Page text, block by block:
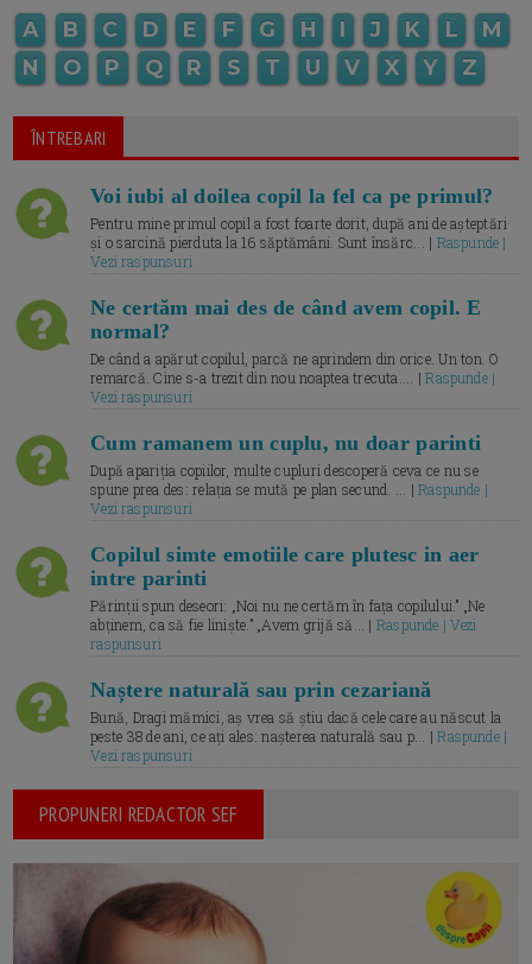
A B C D E F G H I J K L
M
N
O P Q R S T U V X Y Z
ÎNTREBARI
Voi iubi al doilea copil la fel ca pe primul?
Pentru mine primul copil a fost foarte dorit, după ani de așteptări
și o sarcină pierduta la 16 săptămâni. Sunt însărc... | Raspunde |
Vezi raspunsuri
Ne certăm mai des de când avem copil. E
normal?
De când a apărut copilul, parcă ne aprindem din orice. Un ton. O
remarcă. Cine s-a trezit din nou noaptea trecuta.... |Raspunde |
Vezi raspunsuri
Cum ramanem un cuplu, nu doar parinti
După apariția copiilor, multe cupluri descoperă ceva ce nu se
spune prea des: relația se mută pe plan secund. ... |Raspunde |
Vezi raspunsuri
Copilul simte emotiile care plutesc in aer
intre parinti
Părinții spun deseori: „Noi nu ne certăm în fața copilului.” „Ne
abținem, ca să fie liniște.” „Avem grijă să... | Raspunde | Vezi
raspunsuri
Naștere naturală sau prin cezariană
Bună, Dragi mămici, aș vrea să știu dacă cele care au născut la
peste 38 de ani, ce ați ales: nașterea naturală sau p... |Raspunde |
Vezi raspunsuri
PROPUNERI REDACTOR SEF